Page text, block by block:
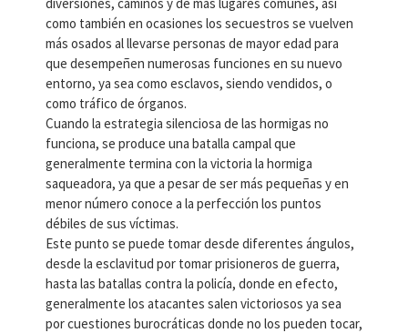
como también en ocasiones los secuestros se vuelven
más osados al llevarse personas de mayor edad para
que desempeñen numerosas funciones en su nuevo
entorno, ya sea como esclavos, siendo vendidos, o
como tráfico de órganos.
Cuando la estrategia silenciosa de las hormigas no
funciona, se produce una batalla campal que
generalmente termina con la victoria la hormiga
saqueadora, ya que a pesar de ser más pequeñas y en
menor número conoce a la perfección los puntos
débiles de sus víctimas.
Este punto se puede tomar desde diferentes ángulos,
desde la esclavitud por tomar prisioneros de guerra,
hasta las batallas contra la policía, donde en efecto,
generalmente los atacantes salen victoriosos ya sea
por cuestiones burocráticas donde no los pueden tocar,